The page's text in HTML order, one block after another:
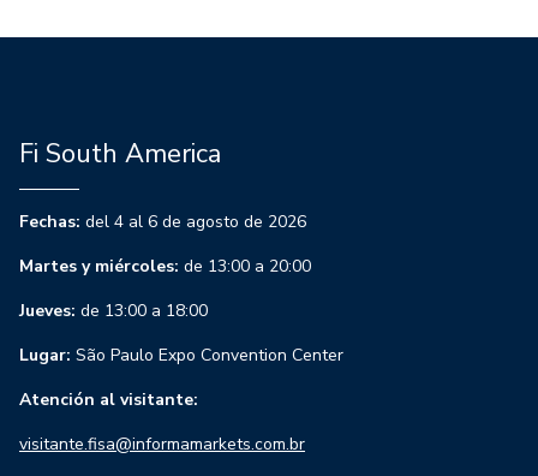
Fi South America
Fechas: del 4 al 6 de agosto de 2026
Martes y miércoles: de 13:00 a 20:00
Jueves: de 13:00 a 18:00
Lugar: São Paulo Expo Convention Center
Atención al visitante:
visitante.fisa@informamarkets.com.br